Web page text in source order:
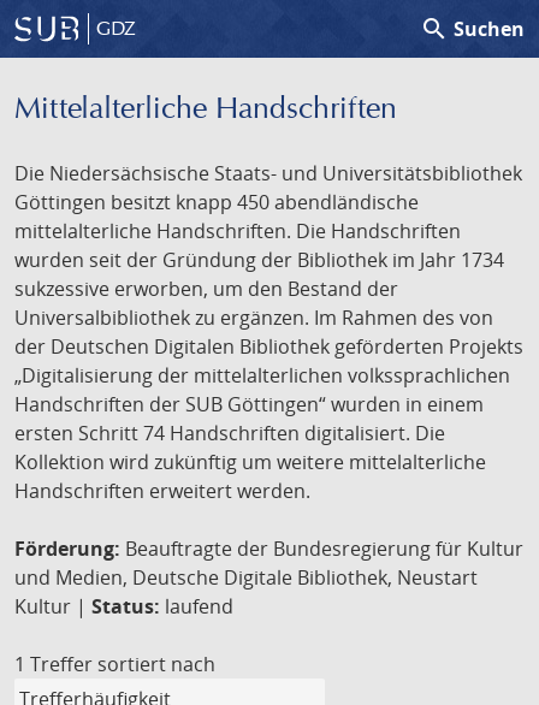
GDZ search Suchen
Mittelalterliche Handschriften
Die Niedersächsische Staats- und Universitätsbibliothek
Göttingen besitzt knapp 450 abendländische
mittelalterliche Handschriften. Die Handschriften
wurden seit der Gründung der Bibliothek im Jahr 1734
sukzessive erworben, um den Bestand der
Universalbibliothek zu ergänzen. Im Rahmen des von
der Deutschen Digitalen Bibliothek geförderten Projekts
„Digitalisierung der mittelalterlichen volkssprachlichen
Handschriften der SUB Göttingen“ wurden in einem
ersten Schritt 74 Handschriften digitalisiert. Die
Kollektion wird zukünftig um weitere mittelalterliche
Handschriften erweitert werden.
Förderung: Beauftragte der Bundesregierung für Kultur
und Medien, Deutsche Digitale Bibliothek, Neustart
Kultur | Status: laufend
1 Treffer sortiert nach